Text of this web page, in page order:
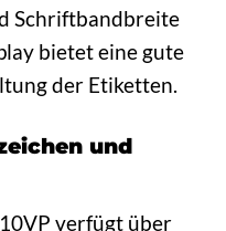
Schriftbandbreite
bietet eine gute
der Etiketten.
und
verfügt über